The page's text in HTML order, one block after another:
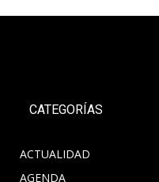
CATEGORÍAS
ACTUALIDAD
AGENDA